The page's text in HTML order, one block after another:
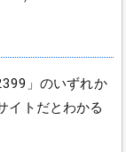
」のいずれか
イトだとわかる